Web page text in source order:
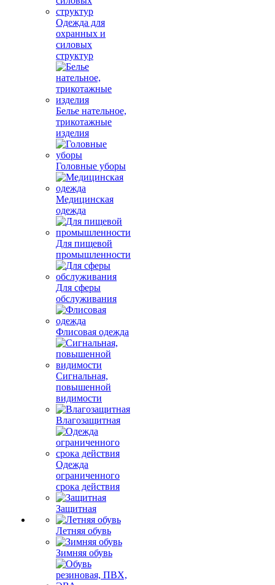
Одежда для
охранных и
силовых
структур
Белье нательное,
трикотажные
изделия
Головные уборы
Медицинская
одежда
Для пищевой
промышленности
Для сферы
обслуживания
Флисовая одежда
Сигнальная,
повышенной
видимости
Влагозащитная
Одежда
ограниченного
срока действия
Защитная
Летняя обувь
Зимняя обувь